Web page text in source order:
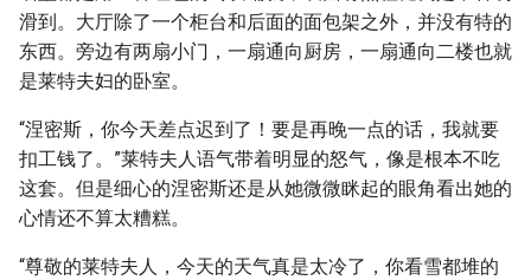
滑到。大厅除了一个柜台和后面的面包架之外，并没有特的
东西。旁边有两扇小门，一扇通向厨房，一扇通向二楼也就
是莱特夫妇的卧室。
“涅密斯，你今天差点迟到了！要是再晚一点的话，我就要
扣工钱了。”莱特夫人语气带着明显的怒气，像是根本不吃
这套。但是细心的涅密斯还是从她微微眯起的眼角看出她的
心情还不算太糟糕。
“尊敬的莱特夫人，今天的天气真是太冷了，你看雪都堆的